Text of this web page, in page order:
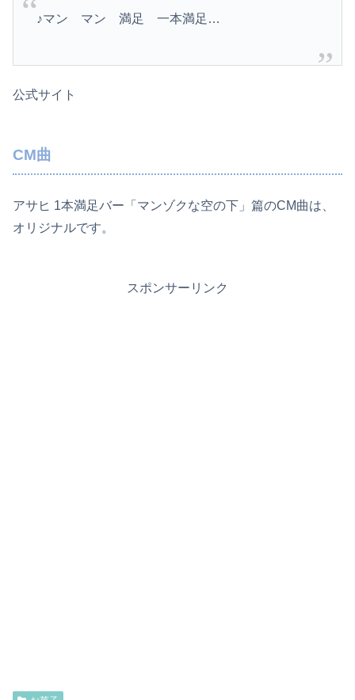
♪マン マン 満足 一本満足…
公式サイト
CM曲
アサヒ 1本満足バー「マンゾクな空の下」篇のCM曲は、
オリジナルです。
スポンサーリンク